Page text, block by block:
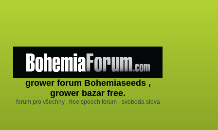
grower forum Bohemiaseeds ,
grower bazar free.
forum pro všechny , free speech forum - svoboda slova